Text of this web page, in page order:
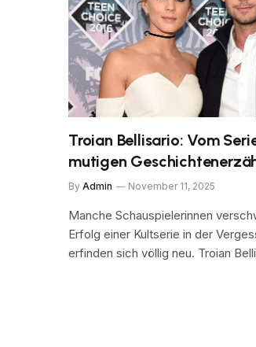
Troian Bellisario: Vom
mutigen
By Admin November 11, 2025
Manche Schauspielerinnen
Erfolg einer Kultserie in der
erfinden sich völlig neu. Troian